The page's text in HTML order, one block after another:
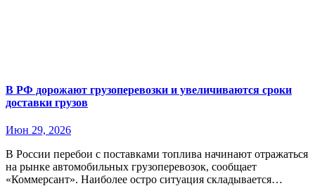
В РФ дорожают грузоперевозки и увеличиваются сроки
доставки грузов
Июн 29, 2026
В России перебои с поставками топлива начинают отражаться
на рынке автомобильных грузоперевозок, сообщает
«Коммерсант». Наиболее остро ситуация складывается…